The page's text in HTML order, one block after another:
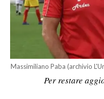
ECONOMIA
SERVIZI ALLE IMPRESE
LAVORO
Massimiliano Paba (archivio
Per restare